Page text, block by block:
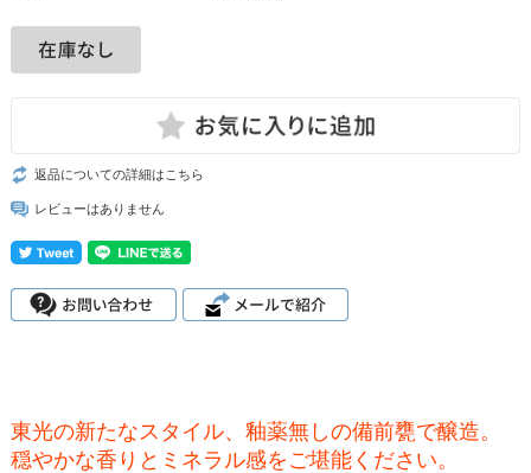
返品についての詳細はこちら
レビューはありません
東光の新たなスタイル、釉薬無しの備前甕で醸造。
穏やかな香りとミネラル感をご堪能ください。